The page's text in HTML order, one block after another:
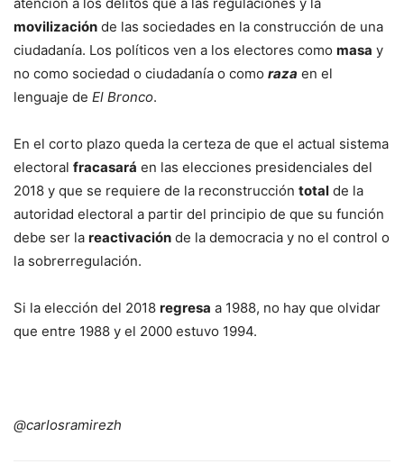
movilización de las sociedades en la construcción de una
ciudadanía. Los políticos ven a los electores como masa y
no como sociedad o ciudadanía o como raza en el
lenguaje de El Bronco.
En el corto plazo queda la certeza de que el actual sistema
electoral fracasará en las elecciones presidenciales del
2018 y que se requiere de la reconstrucción total de la
autoridad electoral a partir del principio de que su función
debe ser la reactivación de la democracia y no el control o
la sobrerregulación.
Si la elección del 2018 regresa a 1988, no hay que olvidar
que entre 1988 y el 2000 estuvo 1994.
@carlosramirezh